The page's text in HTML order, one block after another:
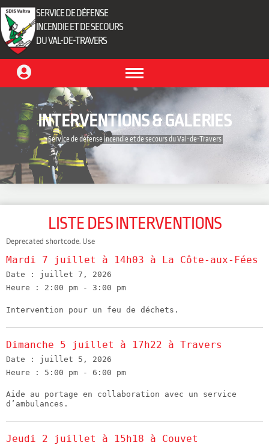
SERVICE DE DÉFENSE
INCENDIE ET DE SECOURS
DU VAL-DE-TRAVERS
INTERVENTIONS & GALERIES
‎ Service de défense incendie et de secours du Val-de-Travers‎ ‎
LISTE DES INTERVENTIONS
Deprecated shortcode. Use
Mardi 7 juillet à 14h03 à La Côte-aux-Fées
Date : juillet 7, 2026
Heure : 2:00 pm - 3:00 pm
Intervention pour un feu de déchets.
Dimanche 5 juillet à 17h22 à Travers
Date : juillet 5, 2026
Heure : 5:00 pm - 6:00 pm
Aide au portage en collaboration avec un service
d’ambulances.
Jeudi 2 juillet à 15h18 à Couvet